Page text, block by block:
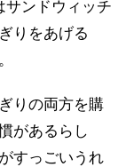
サンドウィッチ
りをあげる
りの両方を購
があるらし
すっごいうれ